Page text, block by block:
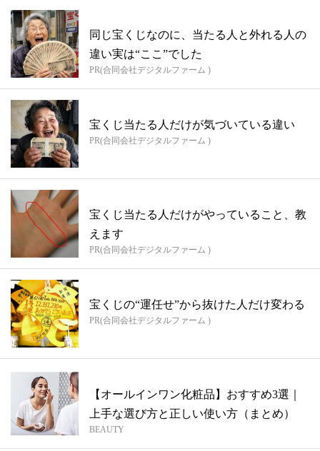
同じ宝くじなのに、当たる人と外れる人の
違い実は“ここ”でした
PR(合同会社デジタルファーム )
宝くじ当たる人だけが気づいている違い
PR(合同会社デジタルファーム )
宝くじ当たる人だけがやっていること、教
えます
PR(合同会社デジタルファーム )
宝くじの“運任せ”から抜けた人だけ変わる
PR(合同会社デジタルファーム )
【オールインワン化粧品】おすすめ3選｜
上手な選び方と正しい使い方（まとめ）
BEAUTY